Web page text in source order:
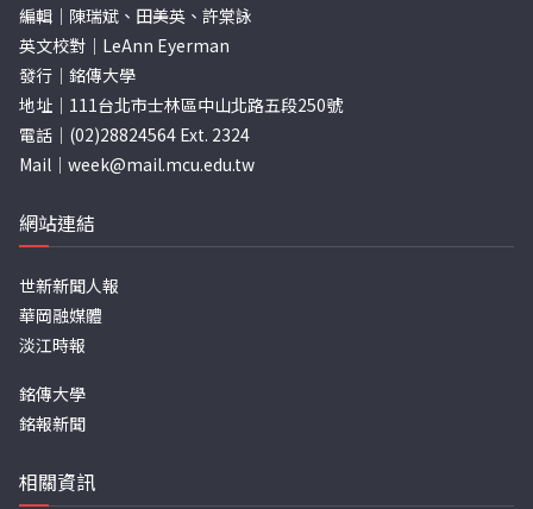
編輯｜陳瑞斌、田美英、許棠詠
英文校對｜LeAnn Eyerman
發行｜銘傳大學
地址｜111台北市士林區中山北路五段250號
電話｜(02)28824564 Ext. 2324
Mail｜ week@mail.mcu.edu.tw
網站連結
世新新聞人報
華岡融媒體
淡江時報
銘傳大學
銘報新聞
相關資訊